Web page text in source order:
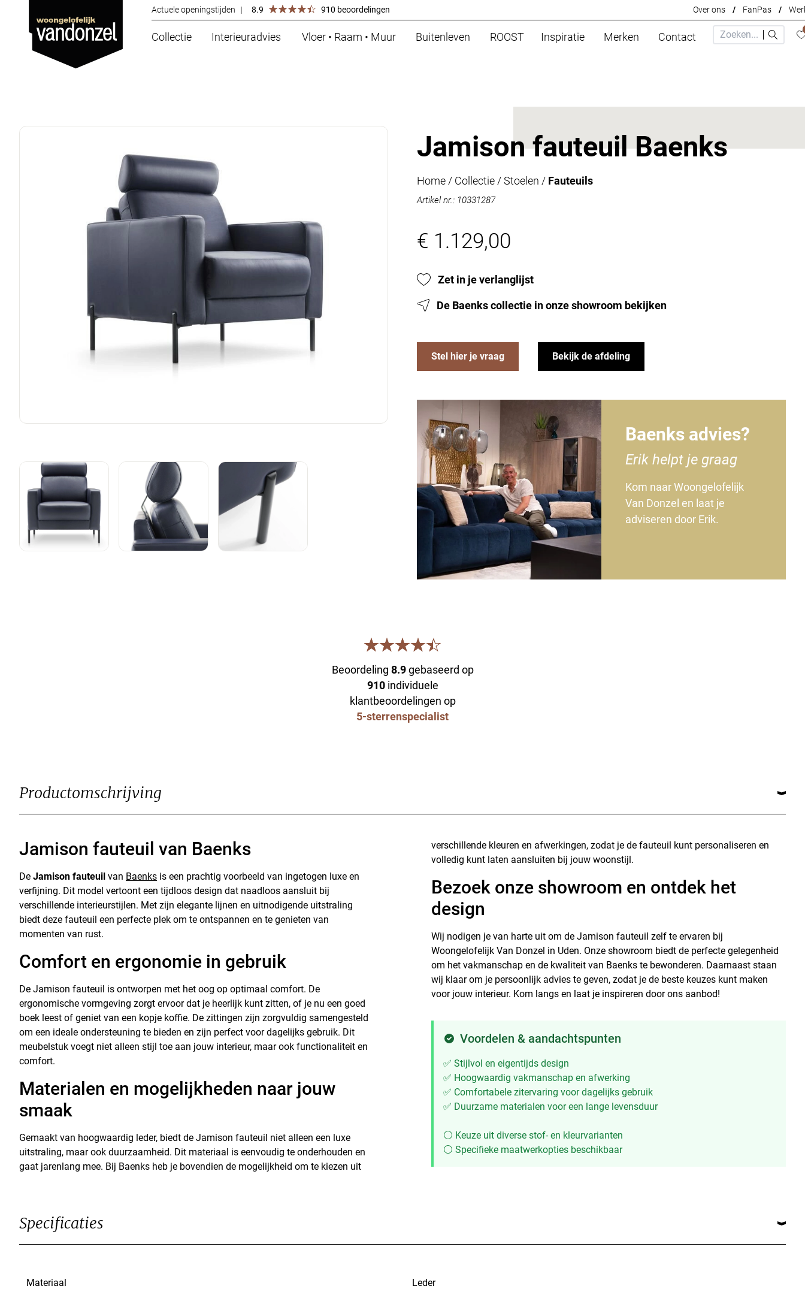
Actuele openingstijden | 8.9 910 beoordelingen Over ons / FanPas /
Collectie Interieuradvies Vloer • Raam • Muur Buitenleven ROOST Inspiratie Merken Contact
Jamison fauteuil Baenks
Home / Collectie /Stoelen / Fauteuils
Artikel nr.: 10331287
€ 1.129,00
Zet in je verlanglijst
De Baenks collectie in onze showroom bekijken
Stel hier je vraag Bekijk de afdeling
Baenks advies?
Erik helpt je graag
Kom naar Woongelofelijk
Van Donzel en laat je
adviseren door Erik.
Beoordeling 8.9gebaseerd op
910individuele
klantbeoordelingen op
5-sterrenspecialist
Productomschrijving
Jamison fauteuil van Baenks
De Jamison fauteuil van Baenks is een prachtig voorbeeld van ingetogen luxe en
verfijning. Dit model vertoont een tijdloos design dat naadloos aansluit bij
verschillende interieurstijlen. Met zijn elegante lijnen en uitnodigende uitstraling
biedt deze fauteuil een perfecte plek om te ontspannen en te genieten van
momenten van rust.
Comfort en ergonomie in gebruik
De Jamison fauteuil is ontworpen met het oog op optimaal comfort. De
ergonomische vormgeving zorgt ervoor dat je heerlijk kunt zitten, of je nu een goed
boek leest of geniet van een kopje koffie. De zittingen zijn zorgvuldig samengesteld
om een ideale ondersteuning te bieden en zijn perfect voor dagelijks gebruik. Dit
meubelstuk voegt niet alleen stijl toe aan jouw interieur, maar ook functionaliteit en
comfort.
Materialen en mogelijkheden naar jouw
smaak
Gemaakt van hoogwaardig leder, biedt de Jamison fauteuil niet alleen een luxe
uitstraling, maar ook duurzaamheid. Dit materiaal is eenvoudig te onderhouden en
gaat jarenlang mee. Bij Baenks heb je bovendien de mogelijkheid om te kiezen uit
verschillende kleuren en afwerkingen, zodat je de fauteuil kunt personaliseren en
volledig kunt laten aansluiten bij jouw woonstijl.
Bezoek onze showroom en ontdek het
design
Wij nodigen je van harte uit om de Jamison fauteuil zelf te ervaren bij
Woongelofelijk Van Donzel in Uden. Onze showroom biedt de perfecte gelegenheid
om het vakmanschap en de kwaliteit van Baenks te bewonderen. Daarnaast staan
wij klaar om je persoonlijk advies te geven, zodat je de beste keuzes kunt maken
voor jouw interieur. Kom langs en laat je inspireren door ons aanbod!
Voordelen & aandachtspunten
✅ Stijlvol en eigentijds design
✅ Hoogwaardig vakmanschap en afwerking
✅ Comfortabele zitervaring voor dagelijks gebruik
✅ Duurzame materialen voor een lange levensduur
⚪ Keuze uit diverse stof- en kleurvarianten
⚪ Specifieke maatwerkopties beschikbaar
Specificaties
Materiaal Leder